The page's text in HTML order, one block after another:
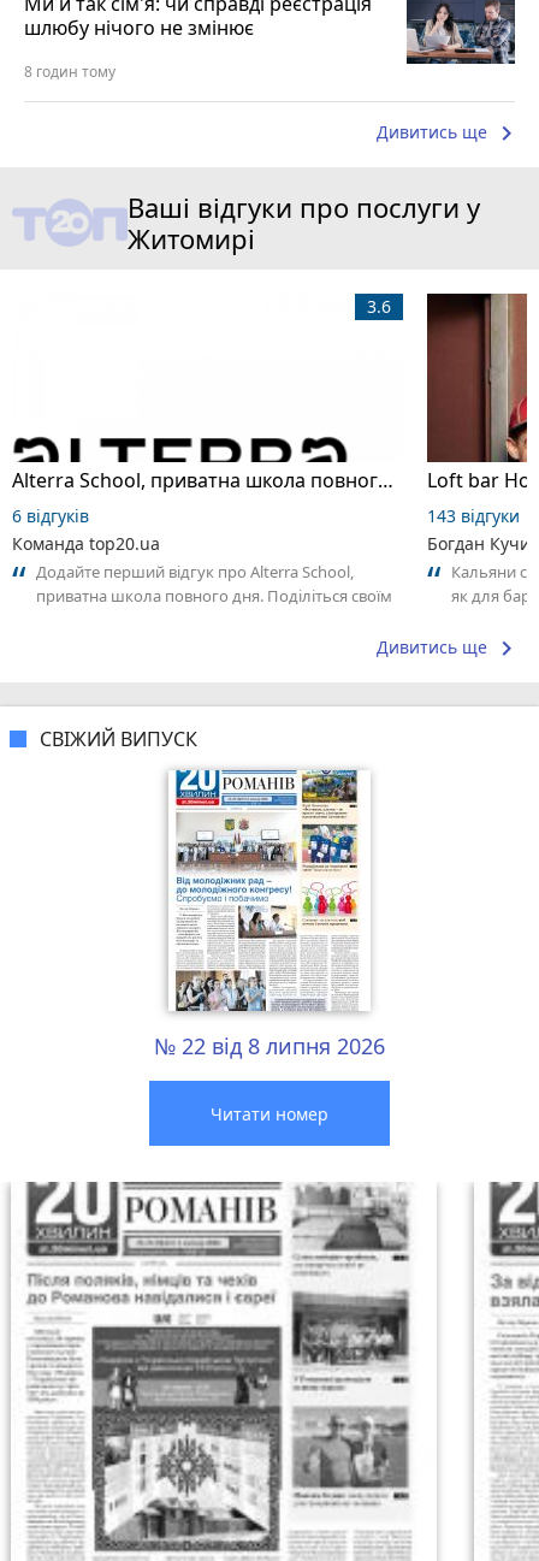
шлюбу нічого не змінює
8 годин тому
Дивитись ще keyboard_arrow_right
Ваші відгуки про послуги у
Житомирі
Alterra School, приватна школа повного дня
3.6
6 відгуків
Команда top20.ua
Додайте перший відгук про Alterra School,
приватна школа повного дня. Поділіться своїм
Loft bar
143 відгуки
Богдан
Кальяни
як для
Дивитись ще keyboard_arrow_right
СВІЖИЙ ВИПУСК
№ 22 від 8 липня 2026
Читати номер